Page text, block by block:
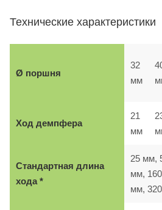
Технические характеристики
Ø поршня
32
мм
Ход демпфера
21
мм
Стандартная длина
хода *
25 мм,
мм,
мм,